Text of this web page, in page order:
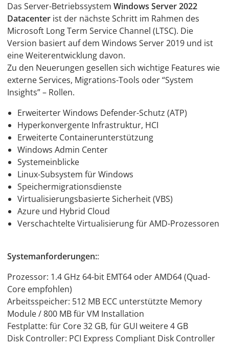
Das Server-Betriebssystem Windows Server 2022
Datacenterist der nächste Schritt im Rahmen des
Microsoft Long Term Service Channel (LTSC). Die
Version basiert auf dem Windows Server 2019 und ist
eine Weiterentwicklung davon.
Zu den Neuerungen gesellen sich wichtige Features wie
externe Services, Migrations-Tools oder “System
Insights” – Rollen.
Erweiterter Windows Defender-Schutz (ATP)
Hyperkonvergente Infrastruktur, HCI
Erweiterte Containerunterstützung
Windows Admin Center
Systemeinblicke
Linux-Subsystem für Windows
Speichermigrationsdienste
Virtualisierungsbasierte Sicherheit (VBS)
Azure und Hybrid Cloud
Verschachtelte Virtualisierung für AMD-Prozessoren
Systemanforderungen::
Prozessor: 1.4 GHz 64-bit EMT64 oder AMD64 (Quad-
Core empfohlen)
Arbeitsspeicher: 512 MB ECC unterstützte Memory
Module / 800 MB für VM Installation
Festplatte: für Core 32 GB, für GUI weitere 4 GB
Disk Controller: PCI Express Compliant Disk Controller